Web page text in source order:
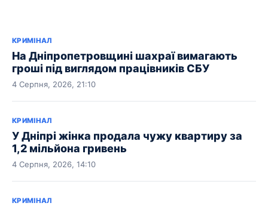
КРИМІНАЛ
На Дніпропетровщині шахраї вимагають
гроші під виглядом працівників СБУ
4 Серпня, 2026, 21:10
КРИМІНАЛ
У Дніпрі жінка продала чужу квартиру за
1,2 мільйона гривень
4 Серпня, 2026, 14:10
КРИМІНАЛ